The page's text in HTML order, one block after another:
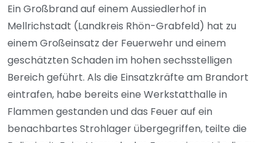
Ein Großbrand auf einem Aussiedlerhof in
Mellrichstadt (Landkreis Rhön-Grabfeld) hat zu
einem Großeinsatz der Feuerwehr und einem
geschätzten Schaden im hohen sechsstelligen
Bereich geführt. Als die Einsatzkräfte am Brandort
eintrafen, habe bereits eine Werkstatthalle in
Flammen gestanden und das Feuer auf ein
benachbartes Strohlager übergegriffen, teilte die